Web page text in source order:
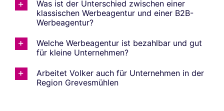
Was ist der Unterschied zwischen einer
klassischen Werbeagentur und einer B2B-
Werbeagentur?
Welche Werbeagentur ist bezahlbar und gut
für kleine Unternehmen?
Arbeitet Volker auch für Unternehmen in der
Region Grevesmühlen